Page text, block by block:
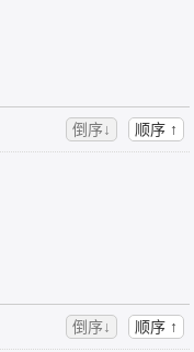
倒序↓ 顺序 ↑
倒序↓ 顺序 ↑